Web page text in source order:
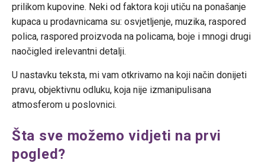
prilikom kupovine. Neki od faktora koji utiču na ponašanje
kupaca u prodavnicama su: osvjetljenje, muzika, raspored
polica, raspored proizvoda na policama, boje i mnogi drugi
naočigled irelevantni detalji.
U nastavku teksta, mi vam otkrivamo na koji način donijeti
pravu, objektivnu odluku, koja nije izmanipulisana
atmosferom u poslovnici.
Šta sve možemo vidjeti na prvi
pogled?